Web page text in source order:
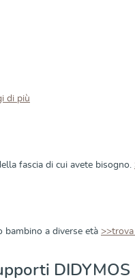
di più
fascia di cui avete bisogno.
bambino a diverse età
DIDYMOS